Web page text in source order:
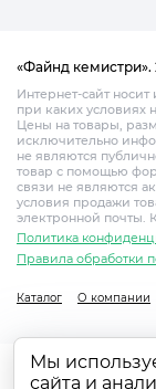
«Файнд кемистри».
Интернет-сайт
при каких условиях
Цены на товары,
исключительно
не являются
товар с помощью
связи не являются
условия продажи
электронной почты.
Политика
Правила обработки
Каталог О компании
Мы
сайта и